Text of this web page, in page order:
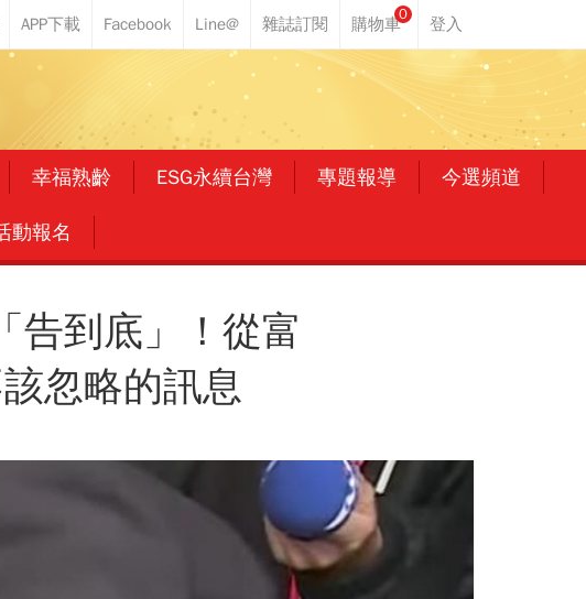
0
幸福熟齡 ESG永續台灣 專題報導 今選頻道
動報名
告到底」！從富
忽略的訊息